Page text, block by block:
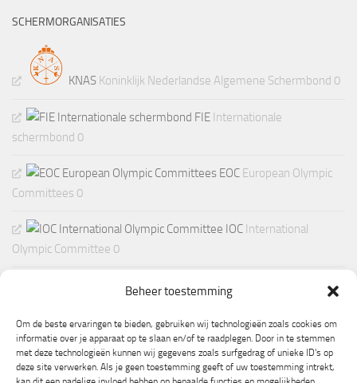
Beheer toestemming
Om de beste ervaringen te bieden, gebruiken wij technologieën zoals cookies om
informatie over je apparaat op te slaan en/of te raadplegen. Door in te stemmen
met deze technologieën kunnen wij gegevens zoals surfgedrag of unieke ID's op
deze site verwerken. Als je geen toestemming geeft of uw toestemming intrekt,
SCHERMORGANISATIES
KNAS Koninklijk Nederlandse Algemene Schermbond 0
FIE Internationale
schermbond 0
EOC European Olympic
Committees 0
IOC International
Olympic Committee 0